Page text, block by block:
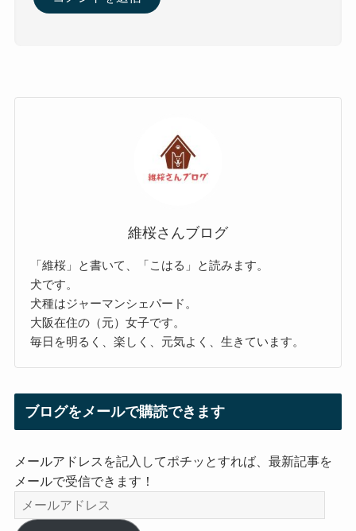
維桜さんブログ
「維桜」と書いて、「こはる」と読みます。
犬です。
犬種はジャーマンシェパード。
大阪在住の（元）女子です。
毎日を明るく、楽しく、元気よく、生きています。
ブログをメールで購読できます
メールアドレスを記入してポチッとすれば、最新記事を
メールで受信できます！
メ
ー